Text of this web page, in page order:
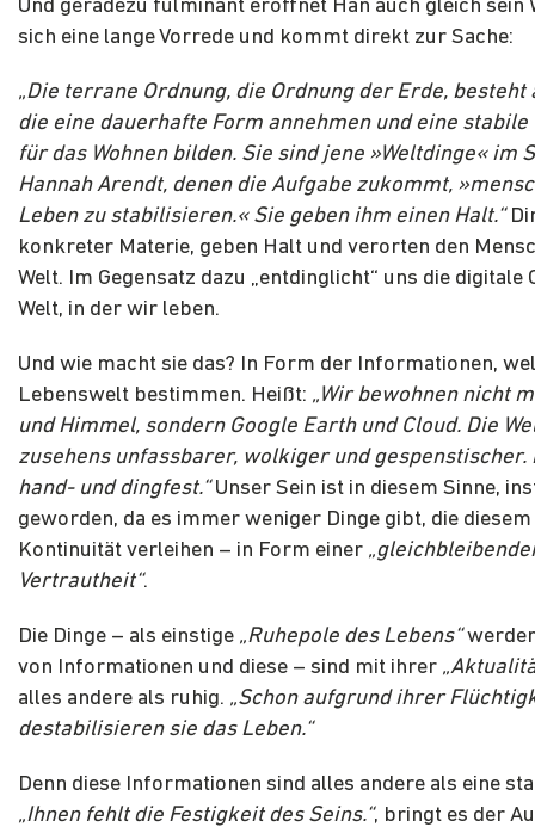
Und geradezu fulminant eröffnet Han auch gleich sein
sich eine lange Vorrede und kommt direkt zur Sache:
„Die terrane Ordnung, die Ordnung der Erde, besteht
die eine dauerhafte Form annehmen und eine stabile
für das Wohnen bilden. Sie sind jene »Weltdinge« im
Hannah Arendt, denen die Aufgabe zukommt,
Leben zu stabilisieren.« Sie geben ihm einen Halt.“
konkreter Materie, geben Halt und verorten den
Welt. Im Gegensatz dazu „entdinglicht“ uns die digitale
Welt, in der wir leben.
Und wie macht sie das? In Form der Informationen,
Lebenswelt bestimmen. Heißt: „Wir bewohnen nicht
und Himmel, sondern Google Earth und Cloud. Die
zusehens unfassbarer, wolkiger und gespenstischer.
hand- und dingfest.“Unser Sein ist in diesem Sinne,
geworden, da es immer weniger Dinge gibt, die diesem
Kontinuität verleihen – in Form einer
Vertrautheit“.
Die Dinge – als einstige „Ruhepole des Lebens“
von Informationen und diese – sind mit ihrer
alles andere als ruhig. „Schon aufgrund ihrer
destabilisieren sie das Leben.“
Denn diese Informationen sind alles andere als eine
„Ihnen fehlt die Festigkeit des Seins.“, bringt es der